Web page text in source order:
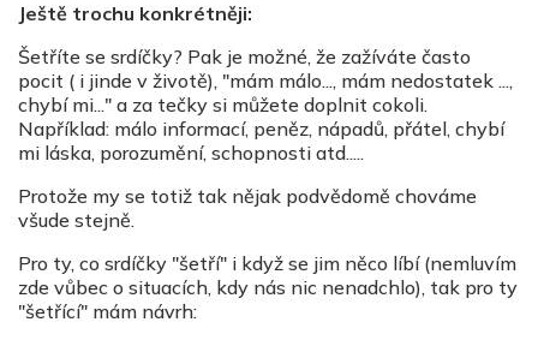
Ještě trochu konkrétněji:
Šetříte se srdíčky? Pak je možné, že zažíváte často
pocit ( i jinde v životě), "mám málo..., mám nedostatek ...,
chybí mi..." a za tečky si můžete doplnit cokoli.
Například: málo informací, peněz, nápadů, přátel, chybí
mi láska, porozumění, schopnosti atd.....
Protože my se totiž tak nějak podvědomě chováme
všude stejně.
Pro ty, co srdíčky "šetří" i když se jim něco líbí (nemluvím
zde vůbec o situacích, kdy nás nic nenadchlo), tak pro ty
"šetřící" mám návrh: